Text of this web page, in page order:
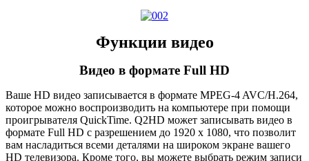
Функции видео
Видео в формате Full HD
Ваше HD видео записывается в формате MPEG-4 AVC/H.264,
которое можно воспроизводить на компьютере при помощи
проигрывателя QuickTime. Q2HD может записывать видео в
формате Full HD с разрешением до 1920 x 1080, что позволит
вам насладиться всеми деталями на широком экране вашего
HD телевизора. Кроме того, вы можете выбрать режим записи